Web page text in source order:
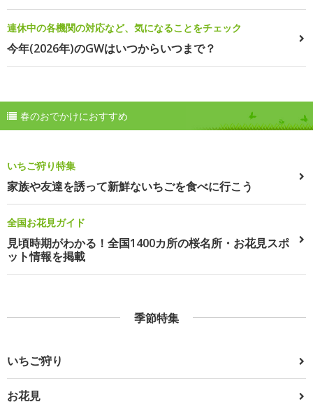
連休中の各機関の対応など、気になることをチェック
今年(2026年)のGWはいつからいつまで？
春のおでかけにおすすめ
いちご狩り特集
家族や友達を誘って新鮮ないちごを食べに行こう
全国お花見ガイド
見頃時期がわかる！全国1400カ所の桜名所・お花見スポ
ット情報を掲載
季節特集
いちご狩り
お花見